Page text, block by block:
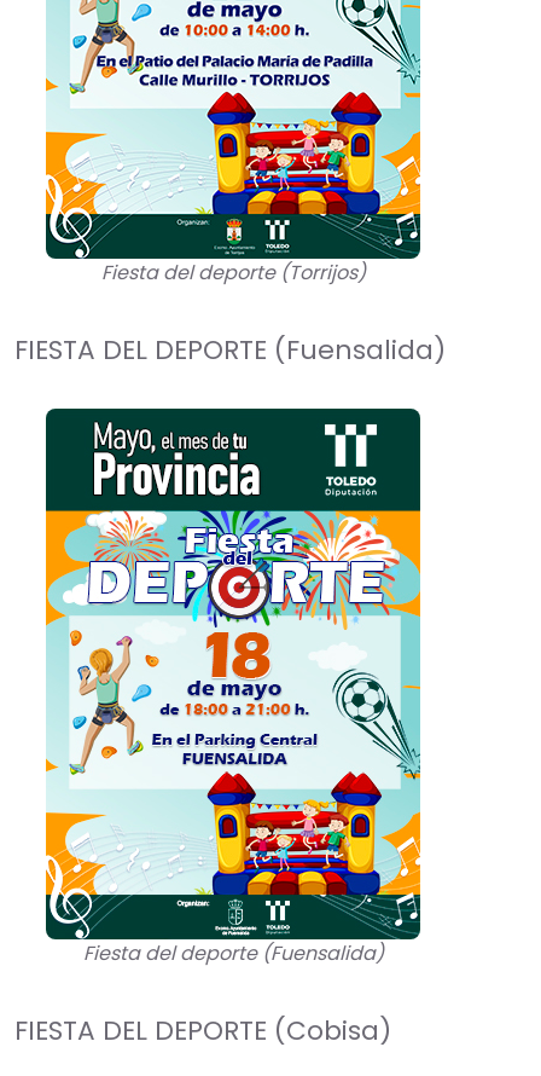
Fiesta del deporte (Torrijos)
FIESTA DEL DEPORTE (Fuensalida)
Fiesta del deporte (Fuensalida)
FIESTA DEL DEPORTE (Cobisa)